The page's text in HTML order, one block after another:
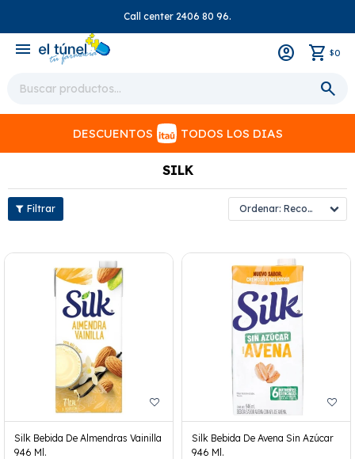
Call center 2406 80 96.
menu $0
DESCUENTOS TODOS LOS DIAS
SILK
Recomendados
Silk Bebida De Almendras Vainilla
946 Ml.
Silk Bebida De Avena Sin Azúcar
946 Ml.
close